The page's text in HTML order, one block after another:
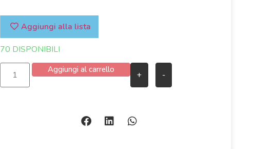
Aggiungi alla lista
70 DISPONIBILI
+ -
Aggiungi al carrello